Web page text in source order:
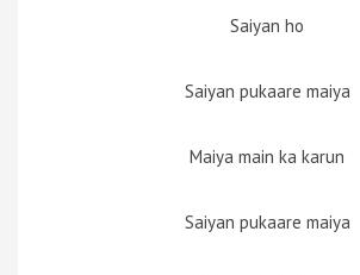
Saiyan ho
Saiyan pukaare maiya
Maiya main ka karun
Saiyan pukaare maiya